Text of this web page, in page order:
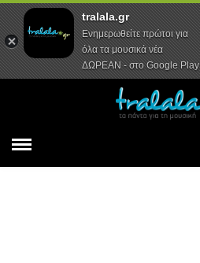
Αρχική Συνεντεύξεις
tralala.gr
Ενημερωθείτε πρώτοι για
όλα τα μουσικά νέα
ΔΩΡΕΑΝ - στο Google Play